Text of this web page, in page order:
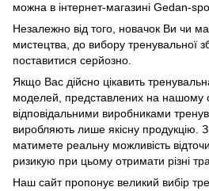
можна в інтернет-магазині Gedan-
Незалежно від того, новачок Ви чи
мистецтва, до вибору тренувальної
поставитися серйозно.
Якщо Вас дійсно цікавить
моделей, представлених на нашому
відповідальними виробниками
виробляють лише якісну
матимете реальну можливість
ризикую при цьому отримати різні
Наш сайт пропонує великий вибір